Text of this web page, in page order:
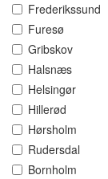
Frederikssund
Furesø
Gribskov
Halsnæs
Helsingør
Hillerød
Hørsholm
Rudersdal
Bornholm